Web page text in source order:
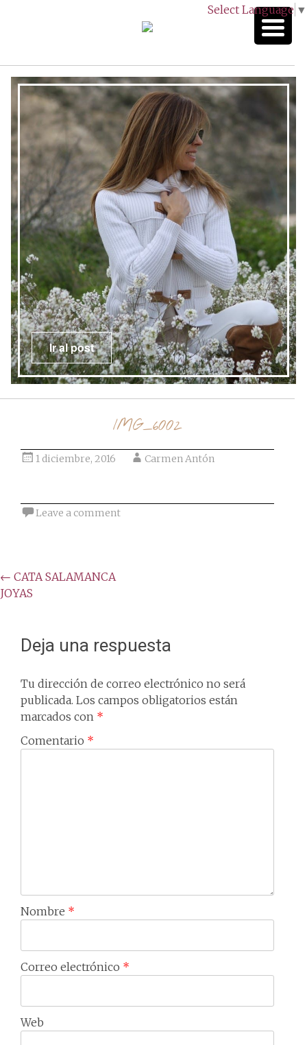
Select Language ▼
Ir al post
IMG_6002
1 diciembre, 2016 Carmen Antón
Leave a comment
Post
navigation
← CATA SALAMANCA
JOYAS
Deja una respuesta
Tu dirección de correo electrónico no será
publicada. Los campos obligatorios están
marcados con *
Comentario *
Nombre *
Correo electrónico *
Web